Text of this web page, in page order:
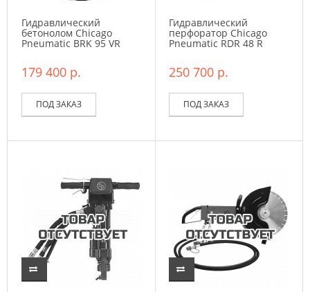
Гидравлический
бетонолом Chicago
Pneumatic BRK 95 VR
179 400 р.
ПОД ЗАКАЗ
Гидравлический
перфоратор Chicago
Pneumatic RDR 48 R
250 700 р.
ПОД ЗАКАЗ